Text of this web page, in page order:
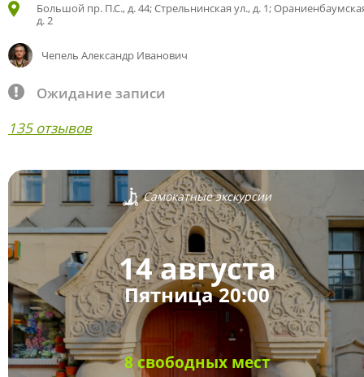
Большой пр. П.С., д. 44; Стрельнинская ул., д. 1;
д. 2
Чепель Александр Иванович
Ожидание записи
135 отзывов
Самокатные экскурсии
14 августа
Пятница 20:00
8 свободных мест